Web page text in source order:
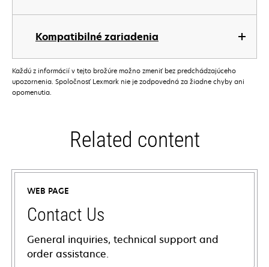
Kompatibilné zariadenia
Každú z informácií v tejto brožúre možno zmeniť bez predchádzajúceho
upozornenia. Spoločnosť Lexmark nie je zodpovedná za žiadne chyby ani
opomenutia.
Related content
WEB PAGE
Contact Us
General inquiries, technical support and
order assistance.